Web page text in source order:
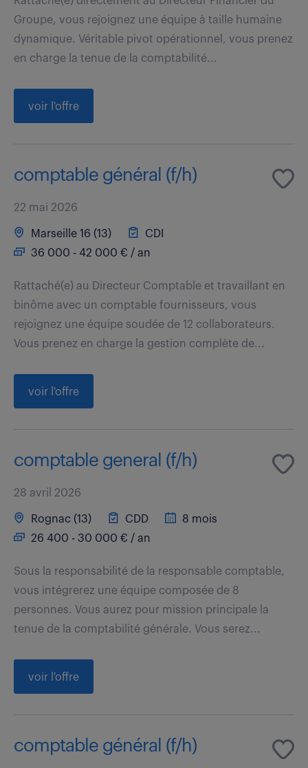
Groupe, vous rejoignez une équipe à taille humaine
dynamique. Véritable pivot opérationnel, vous prenez
en charge la tenue de la comptabilité...
voir l'offre
comptable général (f/h)
22 mai 2026
Marseille 16 (13)
CDI
36 000 - 42 000 € / an
Rattaché(e) au Directeur Comptable et travaillant en
binôme avec un comptable fournisseurs, vous
rejoignez une équipe soudée de 12 collaborateurs.
Vous prenez en charge la gestion complète de...
voir l'offre
comptable general (f/h)
28 avril 2026
Rognac (13) CDD
8 mois
26 400 - 30 000 € / an
Sous la responsabilité de la responsable comptable,
vous intégrerez une équipe composée de 8
personnes. Vous aurez pour mission principale la
tenue de la comptabilité générale. Vous serez...
voir l'offre
comptable général (f/h)